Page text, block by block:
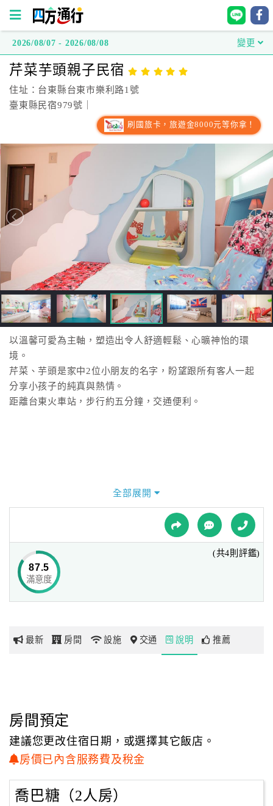
方
通
行
台
灣
房
直
跟
飯
店
訂
房
HOT
特
球
網
玩
地
圖
顧
務
2026/08/07 - 2026/08/08 變更
芹菜芋頭親子民宿
住址：台東縣台東市樂利路1號
臺東縣民宿979號｜
刷國旅卡，旅遊金8000元等你拿！
以溫馨可愛為主軸，塑造出令人舒適輕鬆、心曠神怡的環
境。
芹菜、芋頭是家中2位小朋友的名字，盼望跟所有客人一起
分享小孩子的純真與熱情。
距離台東火車站，步行約五分鐘，交通便利。
全部展開
87.5
滿意度
(共4則評鑑)
最新 房間 設施 交通 說明 推薦
房間預定
建議您更改住宿日期，或選擇其它飯店。
房價已內含服務費及稅金
喬巴糖（2人房）